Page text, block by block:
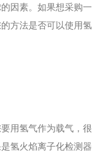
因素。如果想采购一
方法是否可以使用氢
用氢气作为载气，很
氢火焰离子化检测器